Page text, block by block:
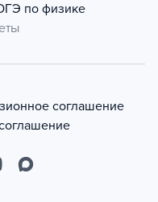
по физике
соглашение